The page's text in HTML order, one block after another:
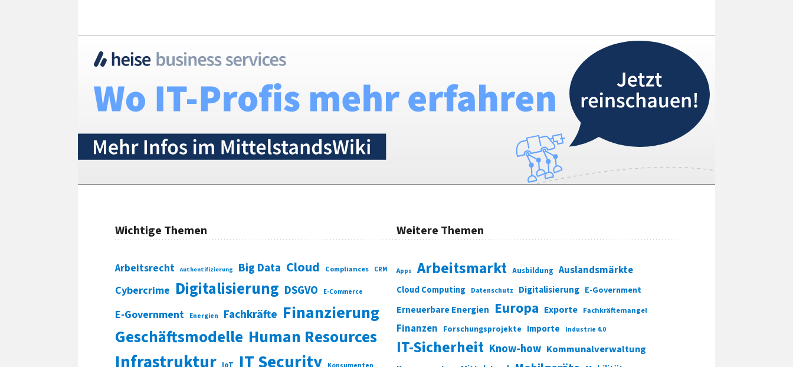
Wichtige Themen
Arbeitsrecht Authentifizierung Big Data Cloud Compliances CRM
Cybercrime Digitalisierung DSGVO E-Commerce
E-Government Energien Fachkräfte Finanzierung
Geschäftsmodelle Human Resources
Weitere Themen
Apps Arbeitsmarkt Ausbildung Auslandsmärkte
Cloud Computing Datenschutz Digitalisierung E-Government
Erneuerbare Energien Europa Exporte Fachkräftemangel
Finanzen Forschungsprojekte Importe Industrie 4.0
IT-Sicherheit Know-how Kommunalverwaltung